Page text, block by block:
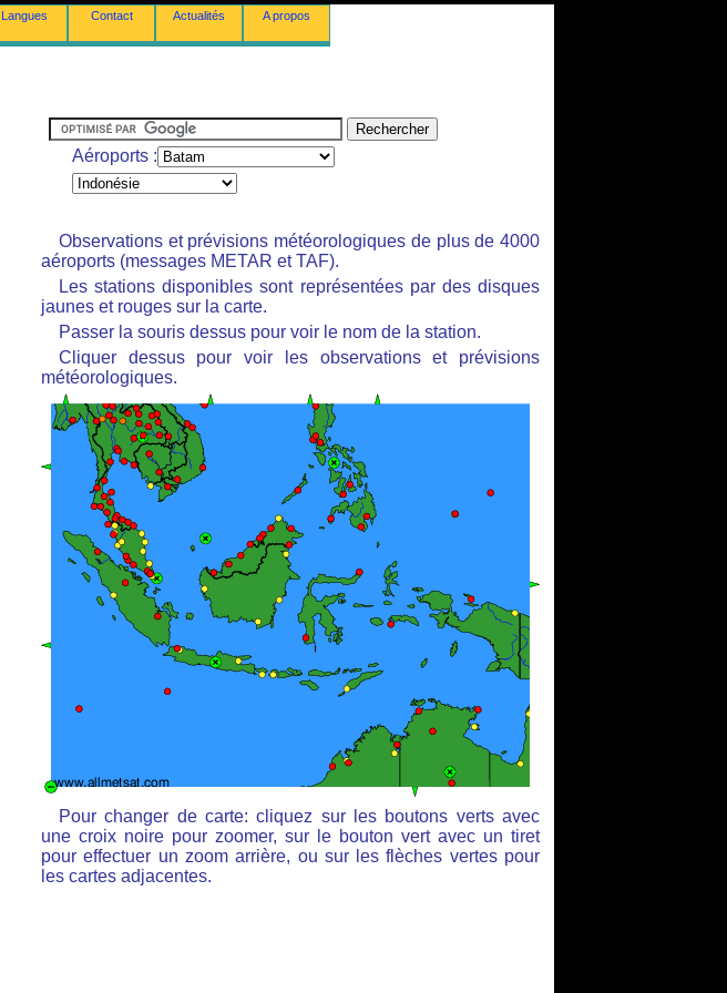
Langues Contact Actualités A propos
Aéroports :
Observations et prévisions météorologiques de plus de 4000
aéroports (messages METAR et TAF).
Les stations disponibles sont représentées par des disques
jaunes et rouges sur la carte.
Passer la souris dessus pour voir le nom de la station.
Cliquer dessus pour voir les observations et prévisions
météorologiques.
Pour changer de carte: cliquez sur les boutons verts avec
une croix noire pour zoomer, sur le bouton vert avec un tiret
pour effectuer un zoom arrière, ou sur les flèches vertes pour
les cartes adjacentes.